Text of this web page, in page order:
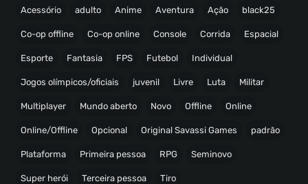
Acessório adulto Anime Aventura Ação black25
Co-op offline Co-op online Console Corrida Espacial
Esporte Fantasia FPS Futebol Individual
Jogos olímpicos/oficiais juvenil Livre Luta Militar
Multiplayer Mundo aberto Novo Offline Online
Online/Offline Opcional Original Savassi Games padrão
Plataforma Primeira pessoa RPG Seminovo
Super herói Terceira pessoa Tiro